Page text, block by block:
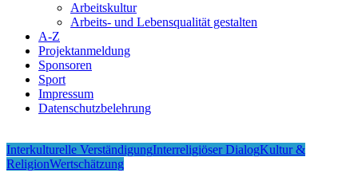
Arbeitskultur
Arbeits- und Lebensqualität gestalten
A-Z
Projektanmeldung
Sponsoren
Sport
Impressum
Datenschutzbelehrung
Interkulturelle VerständigungInterreligiöser DialogKultur &
ReligionWertschätzung